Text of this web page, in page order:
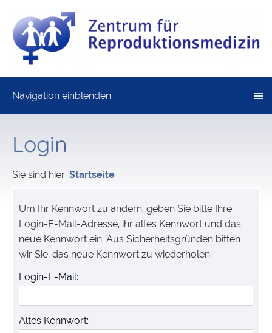
Navigation einblenden
Login
Sie sind hier: Startseite
Um Ihr Kennwort zu ändern, geben Sie bitte Ihre
Login-E-Mail-Adresse, ihr altes Kennwort und das
neue Kennwort ein. Aus Sicherheitsgründen bitten
wir Sie, das neue Kennwort zu wiederholen.
Login-E-Mail:
Altes Kennwort: